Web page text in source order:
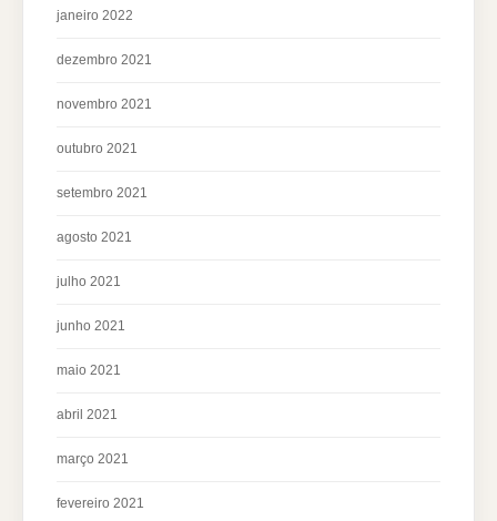
janeiro 2022
dezembro 2021
novembro 2021
outubro 2021
setembro 2021
agosto 2021
julho 2021
junho 2021
maio 2021
abril 2021
março 2021
fevereiro 2021